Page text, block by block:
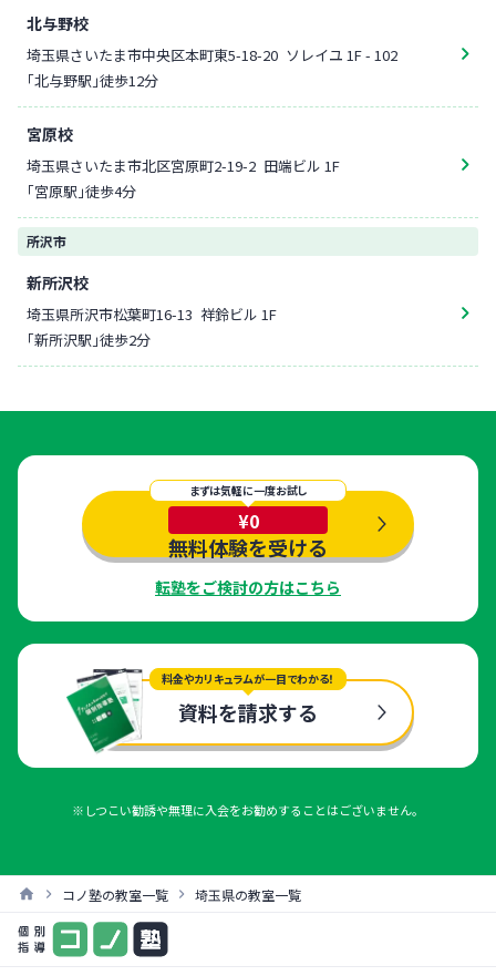
北与野校
埼玉県さいたま市中央区本町東5-18-20 ソレイユ 1F - 102
「北与野駅」徒歩12分
宮原校
埼玉県さいたま市北区宮原町2-19-2 田端ビル 1F
「宮原駅」徒歩4分
所沢市
新所沢校
埼玉県所沢市松葉町16-13 祥鈴ビル 1F
｢新所沢駅｣徒歩2分
まずは気軽に一度お試し
¥0
無料体験を受ける
転塾をご検討の方はこちら
料金やカリキュラムが一目でわかる！
資料を請求する
※しつこい勧誘や無理に入会をお勧めすることはございません。
コノ塾の教室一覧 埼玉県の教室一覧